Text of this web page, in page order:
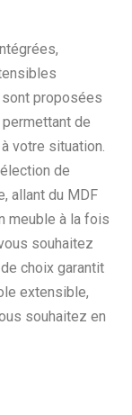
proposées
de
votre situation.
de
allant du MDF
meuble à la fois
souhaitez
choix garantit
extensible,
souhaitez en